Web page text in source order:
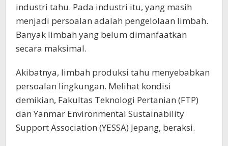
industri tahu. Pada industri itu, yang masih
menjadi persoalan adalah pengelolaan limbah.
Banyak limbah yang belum dimanfaatkan
secara maksimal.
Akibatnya, limbah produksi tahu menyebabkan
persoalan lingkungan. Melihat kondisi
demikian, Fakultas Teknologi Pertanian (FTP)
dan Yanmar Environmental Sustainability
Support Association (YESSA) Jepang, beraksi.